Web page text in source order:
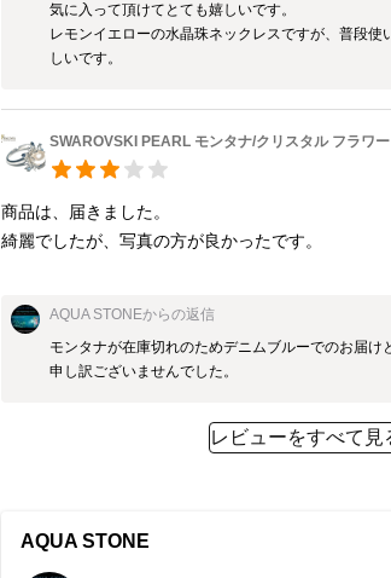
気に入って頂けてとても嬉しいです。
レモンイエローの水晶珠ネックレスですが、普段使
しいです。
SWAROVSKI PEARL モンタナ/クリスタル フラワー
商品は、届きました。
AQUA STONEからの返信
モンタナが在庫切れのためデニムブルーでのお届け
申し訳ございませんでした。
レビューをすべて見
AQUA STONE